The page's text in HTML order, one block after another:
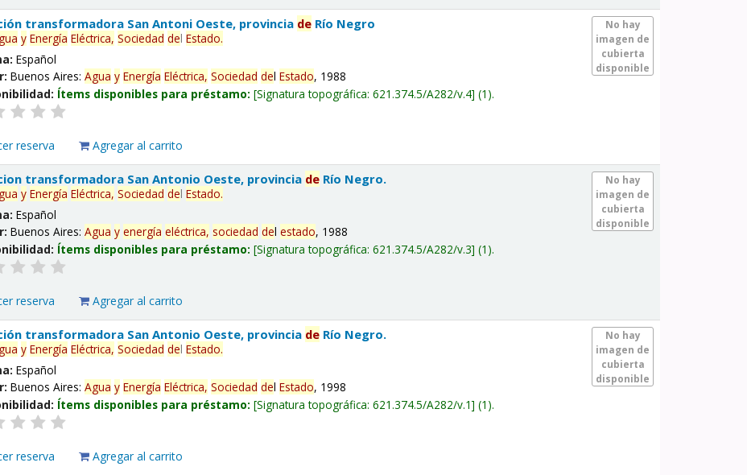
No hay
imagen de
cubierta
disponible
transformadora San Antoni Oeste, provincia de Río Negro
y Energía Eléctrica, Sociedad delEstado.
Español
Buenos Aires:Agua y Energía Eléctrica, Sociedad delEstado, 1988
Ítems disponibles para préstamo: Signatura topográfica:621.374.5/A282/v.4 (1).
reserva Agregar al carrito
No hay
imagen de
cubierta
disponible
transformadora San Antonio Oeste, provincia de Río Negro.
y Energía Eléctrica, Sociedad delEstado.
Español
Buenos Aires:Agua y energía eléctrica, sociedad delestado, 1988
Ítems disponibles para préstamo: Signatura topográfica:621.374.5/A282/v.3 (1).
reserva Agregar al carrito
No hay
imagen de
cubierta
disponible
transformadora San Antonio Oeste, provincia de Río Negro.
y Energía Eléctrica, Sociedad delEstado.
Español
Buenos Aires:Agua y Energía Eléctrica, Sociedad delEstado, 1998
Ítems disponibles para préstamo: Signatura topográfica:621.374.5/A282/v.1 (1).
reserva Agregar al carrito